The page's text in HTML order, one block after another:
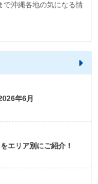
で沖縄各地の気になる情
年6月
エリア別にご紹介！